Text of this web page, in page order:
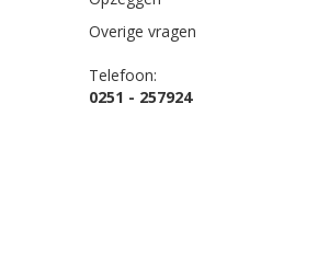
Overige vragen
Telefoon:
0251 - 257924